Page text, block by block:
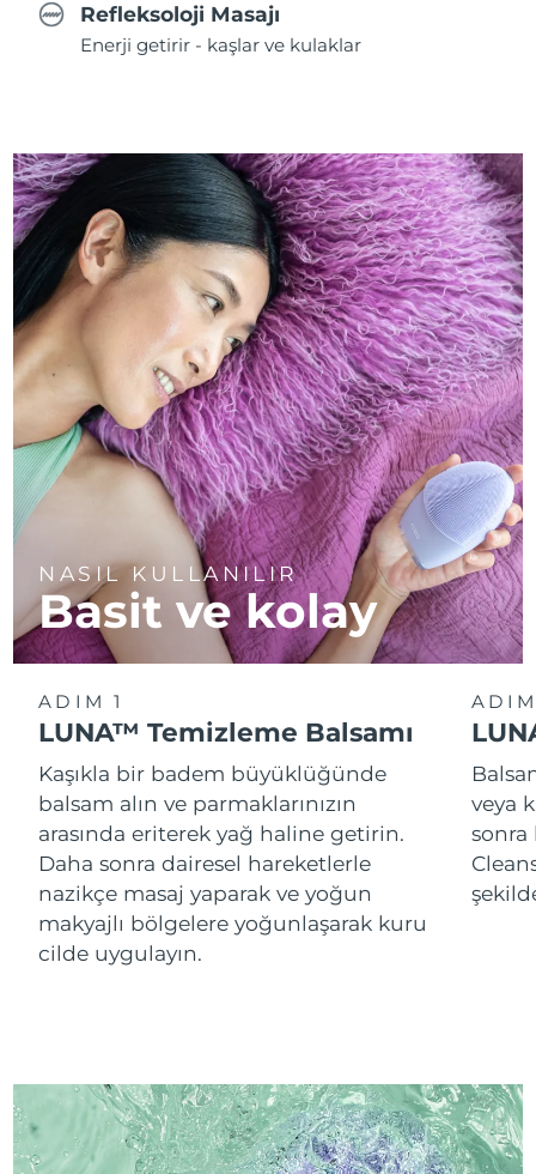
Refleksoloji Masajı
Enerji getirir - kaşlar ve kulaklar
NASIL KULLANILIR
Basit ve kolay
ADIM 1
LUNA™ Temizleme Balsamı
Kaşıkla bir badem büyüklüğünde
balsam alın ve parmaklarınızın
arasında eriterek yağ haline getirin.
Daha sonra dairesel hareketlerle
nazikçe masaj yaparak ve yoğun
makyajlı bölgelere yoğunlaşarak kuru
cilde uygulayın.
veya
sonra